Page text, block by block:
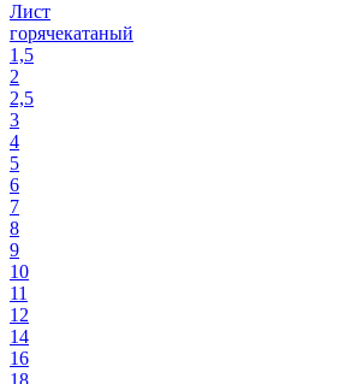
Лист
горячекатаный
1,5
2
2,5
3
4
5
6
7
8
9
10
11
12
14
16
18